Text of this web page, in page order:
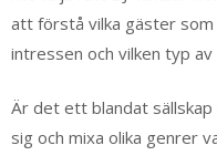
att förstå vilka gäster
intressen och vilken typ av
Är det ett blandat sällskap
sig och mixa olika genrer